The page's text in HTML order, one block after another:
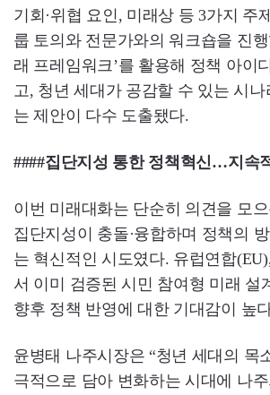
기회·위협 요인, 미래상 등 3가지 주
룹 토의와 전문가와의 워크숍을 진행
래 프레임워크’를 활용해 정책 아이
고, 청년 세대가 공감할 수 있는 시
는 제안이 다수 도출됐다.
####집단지성 통한 정책혁신…지속
이번 미래대화는 단순히 의견을 모
집단지성이 충돌·융합하며 정책의
는 혁신적인 시도였다. 유럽연합
서 이미 검증된 시민 참여형 미래 설
향후 정책 반영에 대한 기대감이 높
윤병태 나주시장은 “청년 세대의 목
극적으로 담아 변화하는 시대에 나